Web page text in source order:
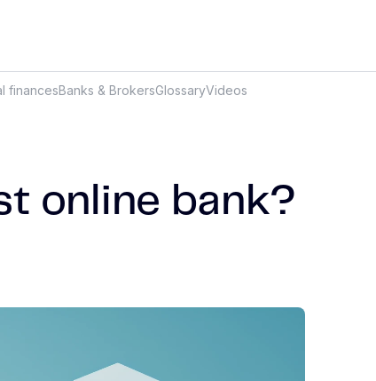
financesBanks & BrokersGlossaryVideos
online bank?